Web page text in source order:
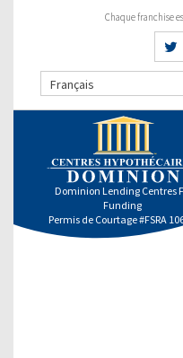
Chaque franchise
Français
Dominion Lending Centres
Funding
Permis de Courtage #FSRA